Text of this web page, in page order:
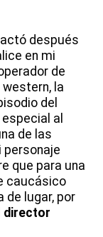
después
en mi
de
la
del
al
de las
personaje
que para una
caucásico
de lugar, por
director